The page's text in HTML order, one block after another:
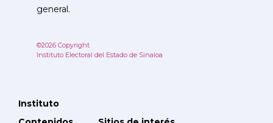
general.
©2026 Copyright
Instituto Electoral del Estado de Sinaloa
Instituto